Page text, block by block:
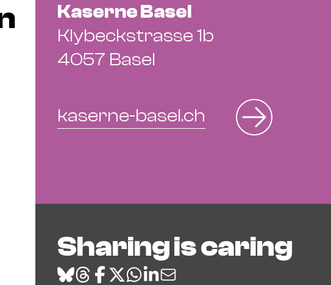
Kaserne Basel
Klybeckstrasse 1b
4057 Basel
kaserne-basel.ch
Sharing is caring